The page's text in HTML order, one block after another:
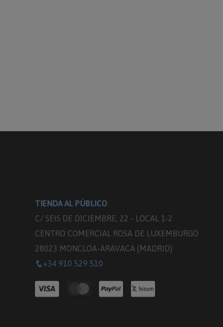
TIENDA AL PÚBLICO
C/ SEIS DE DICIEMBRE, 22 - LOCAL 1-2
CENTRO COMERCIAL ROSA DE LUXEMBURGO
28023 MONCLOA-ARAVACA (MADRID)
+34 910 529 510